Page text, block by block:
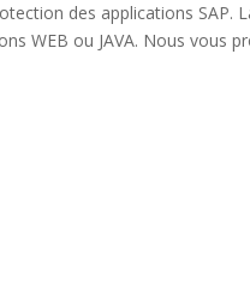
des applications SAP.
WEB ou JAVA. Nous vous